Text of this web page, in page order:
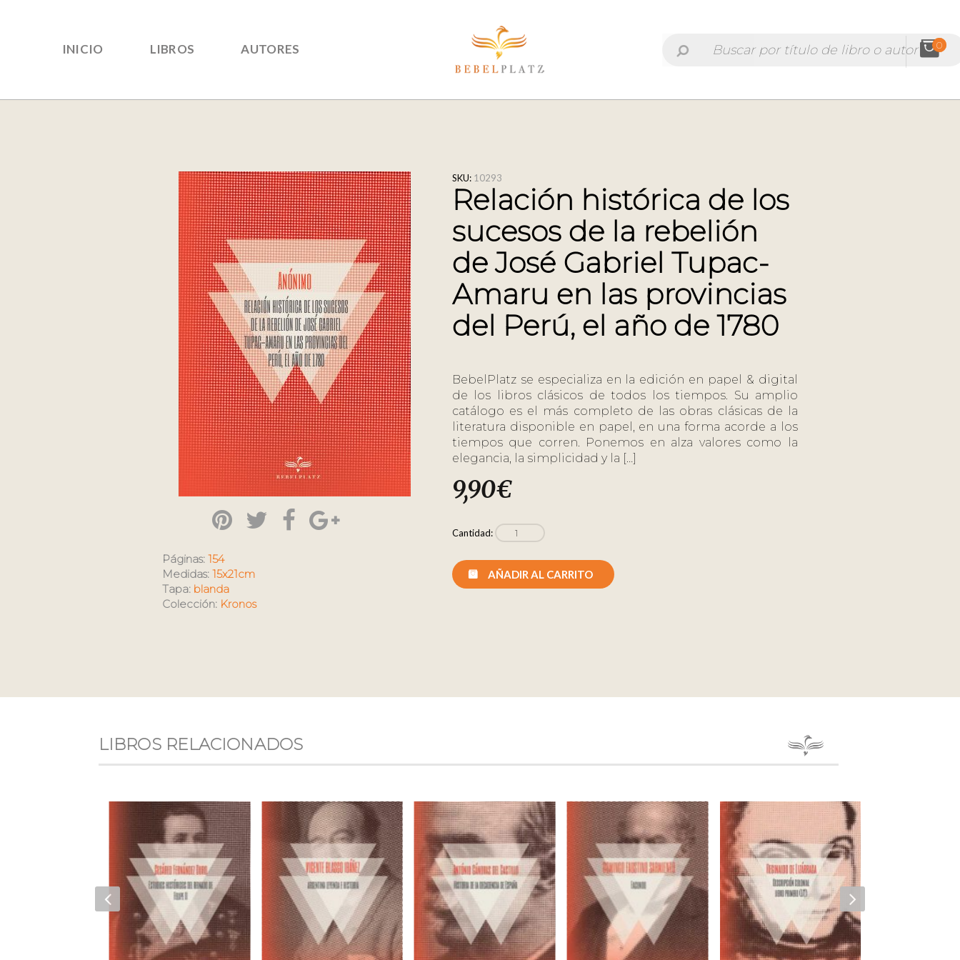
INICIO LIBROS AUTORES 0
Páginas: 154
Medidas: 15x21cm
Tapa: blanda
Colección: Kronos
SKU: 10293
Relación histórica de los
sucesos de la rebelión
de José Gabriel Tupac-
Amaru en las provincias
del Perú, el año de 1780
BebelPlatz se especializa en la edición en papel & digital
de los libros clásicos de todos los tiempos. Su amplio
catálogo es el más completo de las obras clásicas de la
literatura disponible en papel, en una forma acorde a los
tiempos que corren. Ponemos en alza valores como la
elegancia, la simplicidad y la […]
9,90€
Cantidad:
AÑADIR AL CARRITO
LIBROS RELACIONADOS